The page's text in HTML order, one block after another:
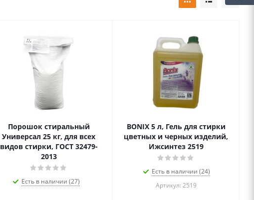
Порошок стиральный
Универсал 25 кг, для всех
видов стирки, ГОСТ 32479-
2013
Есть в наличии (27)
BONIX 5 л, Гель для стирки
цветных и черных изделий,
Ижсинтез 2519
Есть в наличии (24)
Артикул: 2519